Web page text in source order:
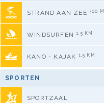
STRAND AAN ZEE 700 M
WINDSURFEN 1,5 KM
KANO - KAJAK 1,5 KM
SPORTEN
SPORTZAAL